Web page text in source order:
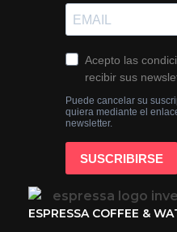
ESPRESSA COFFEE &